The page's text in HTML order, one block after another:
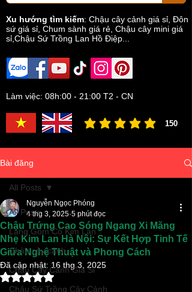
Xu hướng tìm kiếm: Chậu cây cảnh giá sỉ Đôn
sứ giá sỉ Chum sành giá rẻ Chậu cây mini giá
sỉ,Chậu Sứ Trồng Lan Hồ Điệp...
Làm việc: 08h:00 - 21:00 T2 - CN
150
đánh giá trung bình là 3 /5,
Bài đăng
All Posts
Làng Gốm Cổ Kim Lan
Chậu cây cảnh
Chậu Cây Cảnh Giá Sỉ
Chậu Sứ Trồng Cây Cảnh
All Posts
Chậu Trứng Cao Sóng Ngang Xi Măng
Nhẹ Kim Lan Hà Nội: Sự Kết Hợp Tinh Tế
Giữa Nghệ Thuật và Phong Cách
Nguyễn Ngọc Phóng
4 thg 3, 2025 5 phút đọc
Đã cập nhật: 16 thg 3, 2025
Đã xếp hạng NaN/5 sao.